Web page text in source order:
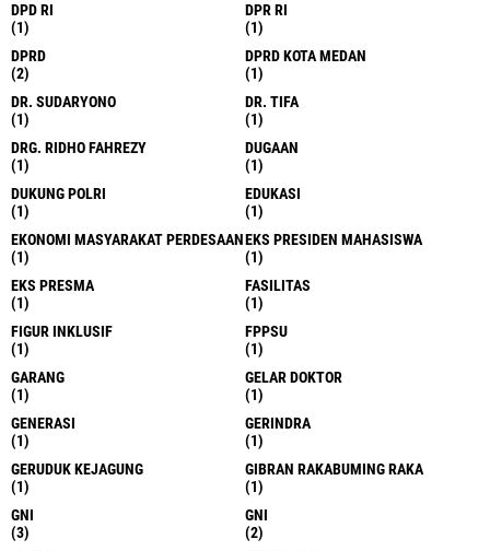
DPD RI
(1)
DPR RI
(1)
DPRD
(2)
DPRD KOTA MEDAN
(1)
DR. SUDARYONO
(1)
DR. TIFA
(1)
DRG. RIDHO FAHREZY
(1)
DUGAAN
(1)
DUKUNG POLRI
(1)
EDUKASI
(1)
EKONOMI MASYARAKAT PERDESAAN
(1)
EKS PRESIDEN MAHASISWA
(1)
EKS PRESMA
(1)
FASILITAS
(1)
FIGUR INKLUSIF
(1)
FPPSU
(1)
GARANG
(1)
GELAR DOKTOR
(1)
GENERASI
(1)
GERINDRA
(1)
GERUDUK KEJAGUNG
(1)
GIBRAN RAKABUMING RAKA
(1)
GNI
(3)
GNI
(2)